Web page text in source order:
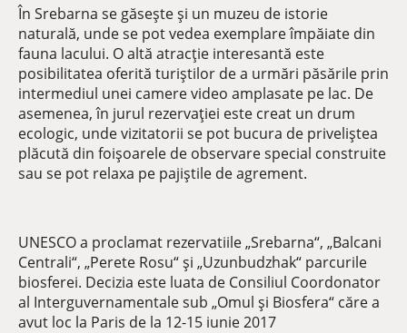
În Srebarna se găsește și un muzeu de istorie
naturală, unde se pot vedea exemplare împăiate din
fauna lacului. O altă atracție interesantă este
posibilitatea oferită turiștilor de a urmări păsările prin
intermediul unei camere video amplasate pe lac. De
asemenea, în jurul rezervației este creat un drum
ecologic, unde vizitatorii se pot bucura de priveliștea
plăcută din foișoarele de observare special construite
sau se pot relaxa pe pajiștile de agrement.
UNESCO a proclamat rezervatiile „Srebarna“, „Balcani
Centrali“, „Perete Rosu“ și „Uzunbudzhak“ parcurile
biosferei. Decizia este luata de Consiliul Coordonator
al Interguvernamentale sub „Omul și Biosfera“ căre a
avut loc la Paris de la 12-15 iunie 2017